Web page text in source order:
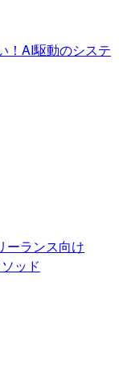
！AI駆動のシステ
ーランス向け
ッド